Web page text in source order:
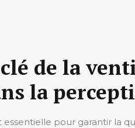
de la
la
essentielle pour garantir la